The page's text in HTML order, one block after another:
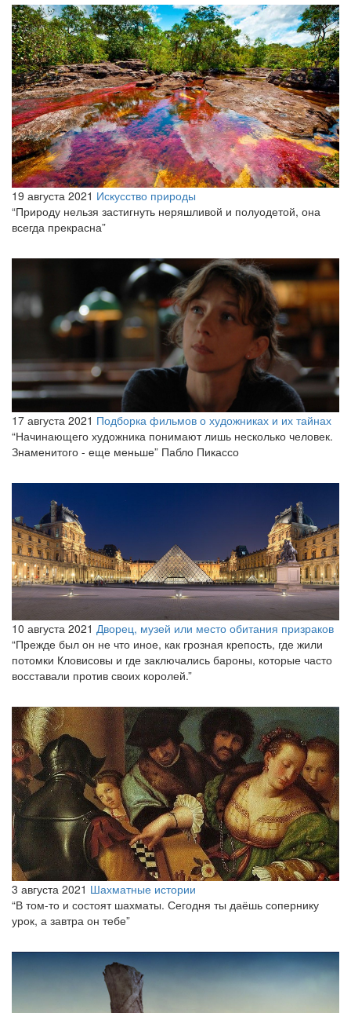
19 августа 2021 Искусство природы
“Природу нельзя застигнуть неряшливой и полуодетой, она
всегда прекрасна”
17 августа 2021 Подборка фильмов о художниках и их тайнах
“Начинающего художника понимают лишь несколько человек.
Знаменитого - еще меньше” Пабло Пикассо
10 августа 2021 Дворец, музей или место обитания призраков
“Прежде был он не что иное, как грозная крепость, где жили
потомки Кловисовы и где заключались бароны, которые часто
восставали против своих королей.”
3 августа 2021 Шахматные истории
“В том-то и состоят шахматы. Сегодня ты даёшь сопернику
урок, а завтра он тебе”